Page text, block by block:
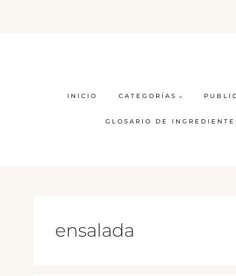
INICIO CATEGORÍAS
GLOSARIO DE
ensalada